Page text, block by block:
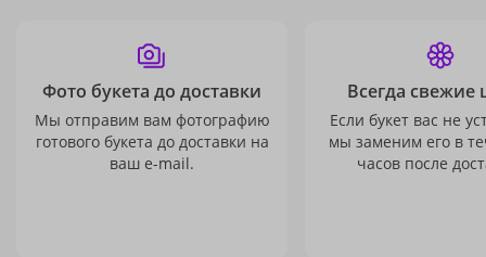
Фото букета до доставки
Мы отправим вам фотографию
готового букета до доставки на
ваш e-mail.
Всегда свежие
Если букет вас не
мы заменим его в
часов после